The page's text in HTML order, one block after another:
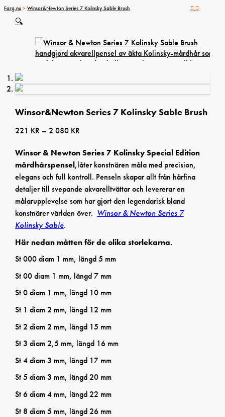
Farg.nu > Winsor&Newton Series 7 Kolinsky Sable Brush
🔍
Winsor&Newton Series 7 Kolinsky Sable Brush
221 KR – 2 080 KR
till
2
080 kr
Winsor & Newton Series 7 Kolinsky Special Edition
mårdhårspensel,låter konstnären måla med precision,
elegans och full kontroll. Penseln skapar allt från hårfina
detaljer till svepande akvarelltvättar och levererar en
målarupplevelse som har gjort den legendarisk bland
konstnärer världen över. Winsor & Newton Series 7
Kolinsky Sable.
Här nedan måtten för de olika storlekarna.
St 000 diam 1 mm, längd 5 mm
St 00 diam 1 mm, längd 7 mm
St 0 diam 1 mm, längd 10 mm
St 1 diam 2 mm, längd 12 mm
St 2 diam 2 mm, längd 15 mm
St 3 diam 2,5 mm, längd 16 mm
St 4 diam 3 mm, längd 17 mm
St 5 diam 3 mm, längd 20 mm
St 6 diam 4 mm, längd 22 mm
St 8 diam 5 mm, längd 26 mm